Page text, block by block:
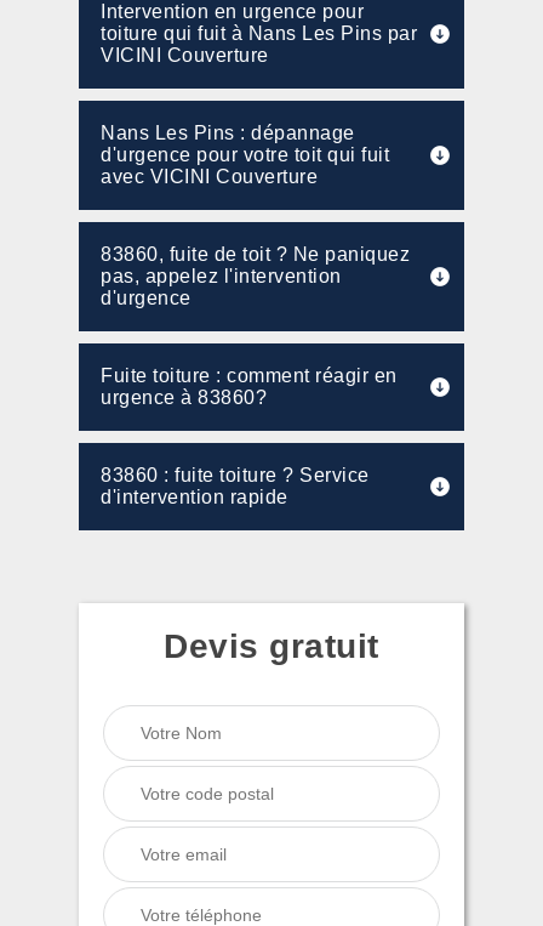
Intervention en urgence pour
toiture qui fuit à Nans Les Pins par
VICINI Couverture
Nans Les Pins : dépannage
d'urgence pour votre toit qui fuit
avec VICINI Couverture
83860, fuite de toit ? Ne paniquez
pas, appelez l'intervention
d'urgence
Fuite toiture : comment réagir en
urgence à 83860?
83860 : fuite toiture ? Service
d'intervention rapide
Devis gratuit